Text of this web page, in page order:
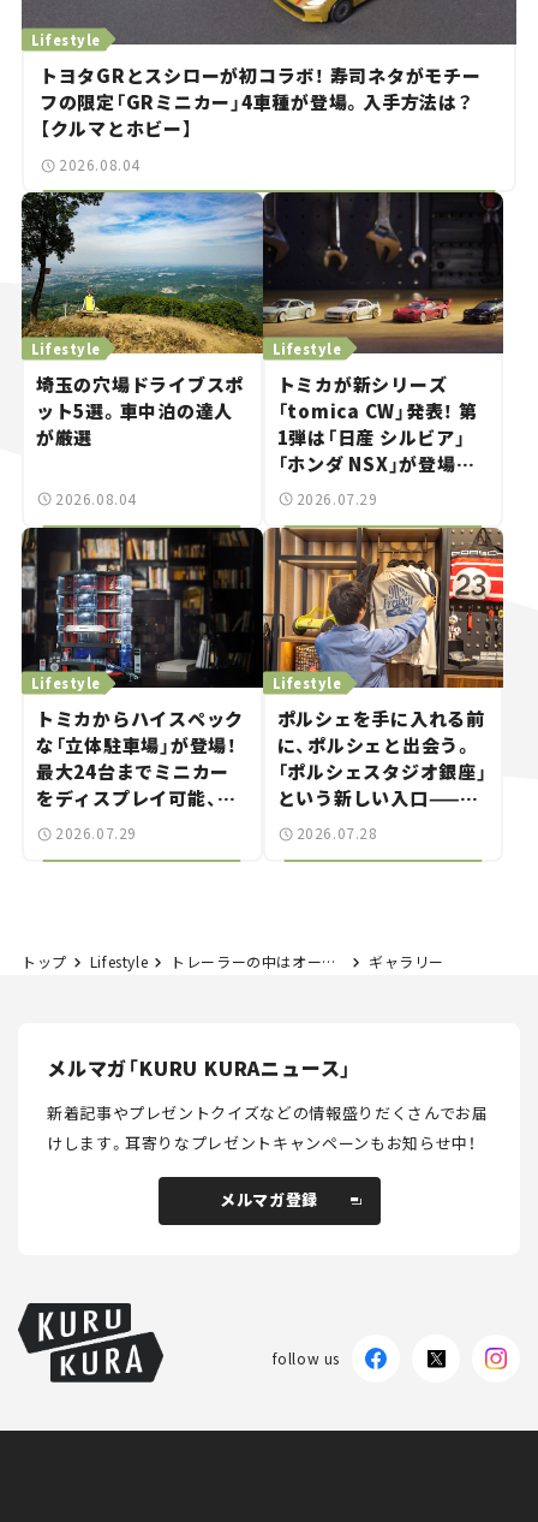
トヨタGRとスシローが初コラボ！ 寿司ネタがモチー
フの限定「GRミニカー」4車種が登場。入手方法は？
【クルマとホビー】
Lifestyle
2026.08.04
埼玉の穴場ドライブスポ
ット5選。車中泊の達人
が厳選
Lifestyle
2026.08.04
トミカが新シリーズ
「tomica CW」発表！ 第
1弾は「日産 シルビア」
「ホンダ NSX」が登場。
世界が注目す
とホビー】
Lifestyle
2026.07.29
トミカからハイスペック
な「立体駐車場」が登場！
最大24台までミニカー
をディスプレイ可能、特
別な「日産 GT-R
NISMO」も付属【クルマ
Lifestyle
2026.07.29
ポルシェを手に入れる前
に、ポルシェと出会う。
「ポルシェスタジオ銀座」
という新しい入口——連
載｜CCGとクルマでどう
する？＜第14回＞
Lifestyle
2026.07.28
トップ Lifestyle トレーラーの中はオーディオルーム⁉ 音楽のある豊かな時間を届けるトレーラーが日本を縦断する！ ギャラリー
メルマガ「KURU KURAニュース」
新着記事やプレゼントクイズなどの情報盛りだくさんでお届
けします。耳寄りなプレゼントキャンペーンもお知らせ中！
メルマガ登録
follow us